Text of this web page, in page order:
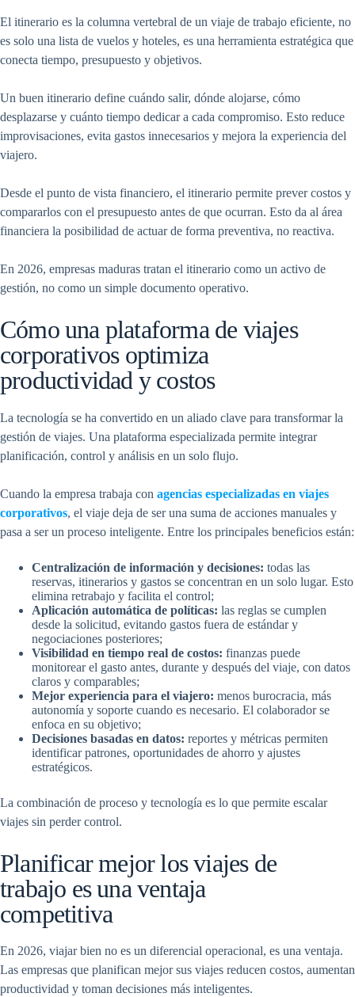
El itinerario es la columna vertebral de un viaje de trabajo eficiente, no
es solo una lista de vuelos y hoteles, es una herramienta estratégica que
conecta tiempo, presupuesto y objetivos.
Un buen itinerario define cuándo salir, dónde alojarse, cómo
desplazarse y cuánto tiempo dedicar a cada compromiso. Esto reduce
improvisaciones, evita gastos innecesarios y mejora la experiencia del
viajero.
Desde el punto de vista financiero, el itinerario permite prever costos y
compararlos con el presupuesto antes de que ocurran. Esto da al área
financiera la posibilidad de actuar de forma preventiva, no reactiva.
En 2026, empresas maduras tratan el itinerario como un activo de
gestión, no como un simple documento operativo.
Cómo una plataforma de viajes
corporativos optimiza
productividad y costos
La tecnología se ha convertido en un aliado clave para transformar la
gestión de viajes. Una plataforma especializada permite integrar
planificación, control y análisis en un solo flujo.
Cuando la empresa trabaja con agencias especializadas en viajes
corporativos, el viaje deja de ser una suma de acciones manuales y
pasa a ser un proceso inteligente. Entre los principales beneficios están:
Centralización de información y decisiones: todas las
reservas, itinerarios y gastos se concentran en un solo lugar. Esto
elimina retrabajo y facilita el control;
Aplicación automática de políticas: las reglas se cumplen
desde la solicitud, evitando gastos fuera de estándar y
negociaciones posteriores;
Visibilidad en tiempo real de costos: finanzas puede
monitorear el gasto antes, durante y después del viaje, con datos
claros y comparables;
Mejor experiencia para el viajero: menos burocracia, más
autonomía y soporte cuando es necesario. El colaborador se
enfoca en su objetivo;
Decisiones basadas en datos: reportes y métricas permiten
identificar patrones, oportunidades de ahorro y ajustes
estratégicos.
La combinación de proceso y tecnología es lo que permite escalar
viajes sin perder control.
Planificar mejor los viajes de
trabajo es una ventaja
competitiva
En 2026, viajar bien no es un diferencial operacional, es una ventaja.
Las empresas que planifican mejor sus viajes reducen costos, aumentan
productividad y toman decisiones más inteligentes.